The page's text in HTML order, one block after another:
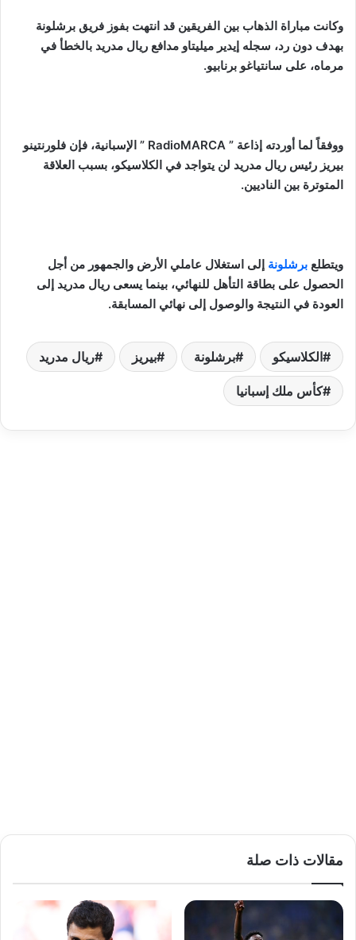
وكانت مباراة الذهاب بين الفريقين قد انتهت بفوز فريق برشلونة
بهدف دون رد، سجله إيدير ميليتاو مدافع ريال مدريد بالخطأ في
مرماه، على سانتياغو برنابيو.
ووفقاً لما أوردته إذاعة ” RadioMARCA ” الإسبانية، فإن فلورنتينو
بيريز رئيس ريال مدريد لن يتواجد في الكلاسيكو، بسبب العلاقة
المتوترة بين الناديين.
ويتطلع برشلونة إلى استغلال عاملي الأرض والجمهور من أجل
الحصول على بطاقة التأهل للنهائي، بينما يسعى ريال مدريد إلى
العودة في النتيجة والوصول إلى نهائي المسابقة.
الكلاسيكو برشلونة بيريز ريال مدريد
كأس ملك إسبانيا
مقالات ذات صلة